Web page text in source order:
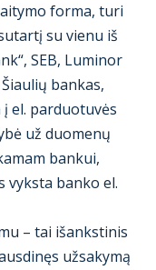
forma, turi
su vienu iš
SEB, Luminor
bankas,
į el. parduotuvės
už duomenų
bankui,
vyksta banko el.
– tai išankstinis
užsakymą